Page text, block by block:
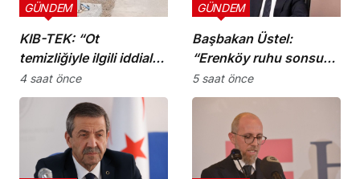
KIB-TEK: “Ot
temizliğiyle ilgili iddialar
doğru değil”
GÜNDEM
4 saat önce
Başbakan Üstel:
“Erenköy ruhu sonsuza
dek yaşayacaktır”
GÜNDEM
5 saat önce